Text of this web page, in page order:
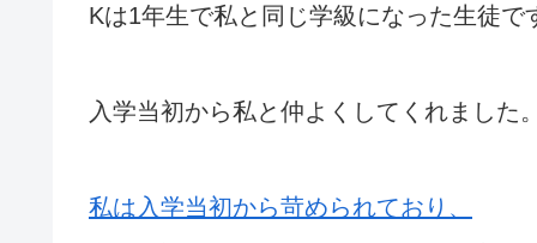
Kは1年生で私と同じ学級になった生徒で
入学当初から私と仲よくしてくれました。
私は入学当初から苛められており、